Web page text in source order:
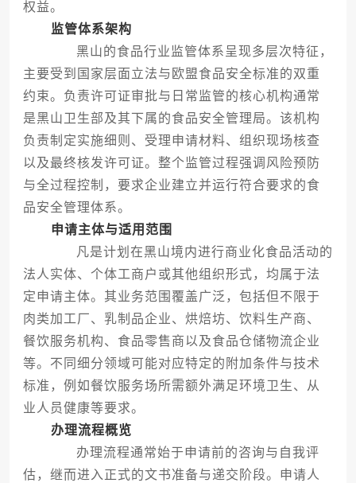
权益。
监管体系架构
黑山的食品行业监管体系呈现多层次特征，
主要受到国家层面立法与欧盟食品安全标准的双重
约束。负责许可证审批与日常监管的核心机构通常
是黑山卫生部及其下属的食品安全管理局。该机构
负责制定实施细则、受理申请材料、组织现场核查
以及最终核发许可证。整个监管过程强调风险预防
与全过程控制，要求企业建立并运行符合要求的食
品安全管理体系。
申请主体与适用范围
凡是计划在黑山境内进行商业化食品活动的
法人实体、个体工商户或其他组织形式，均属于法
定申请主体。其业务范围覆盖广泛，包括但不限于
肉类加工厂、乳制品企业、烘焙坊、饮料生产商、
餐饮服务机构、食品零售商以及食品仓储物流企业
等。不同细分领域可能对应特定的附加条件与技术
标准，例如餐饮服务场所需额外满足环境卫生、从
业人员健康等要求。
办理流程概览
办理流程通常始于申请前的咨询与自我评
估，继而进入正式的文书准备与递交阶段。申请人